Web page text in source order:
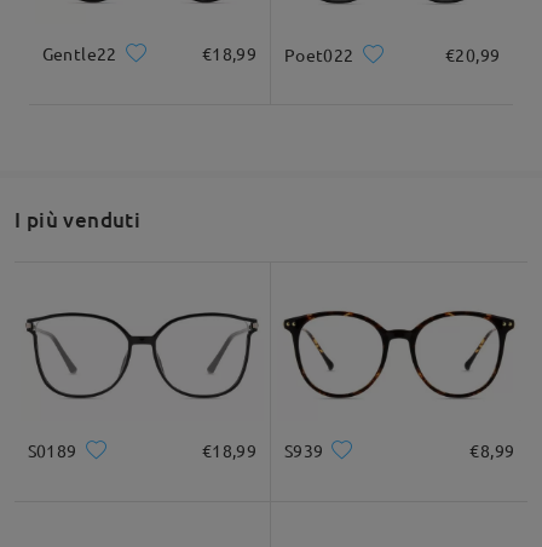
Gentle22 €18,99 Poet022 €20,99
I più venduti
S0189 €18,99 S939 €8,99